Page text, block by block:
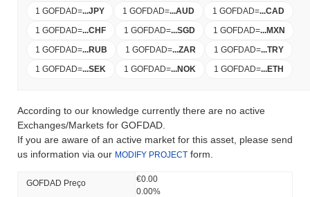
1 GOFDAD=...JPY 1 GOFDAD=...AUD 1 GOFDAD=...CAD
1 GOFDAD=...CHF 1 GOFDAD=...SGD 1 GOFDAD=...MXN
1 GOFDAD=...RUB 1 GOFDAD=...ZAR 1 GOFDAD=...TRY
1 GOFDAD=...SEK 1 GOFDAD=...NOK 1 GOFDAD=...ETH
According to our knowledge currently there are no active
Exchanges/Markets for GOFDAD.
If you are aware of an active market for this asset, please send
us information via our MODIFY PROJECT form.
GOFDAD Preço
€0.00
0.00%